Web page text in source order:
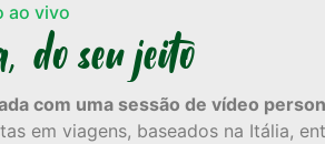
ao vivo
do seu jeito
com uma sessão de vídeo
em viagens, baseados na Itália,